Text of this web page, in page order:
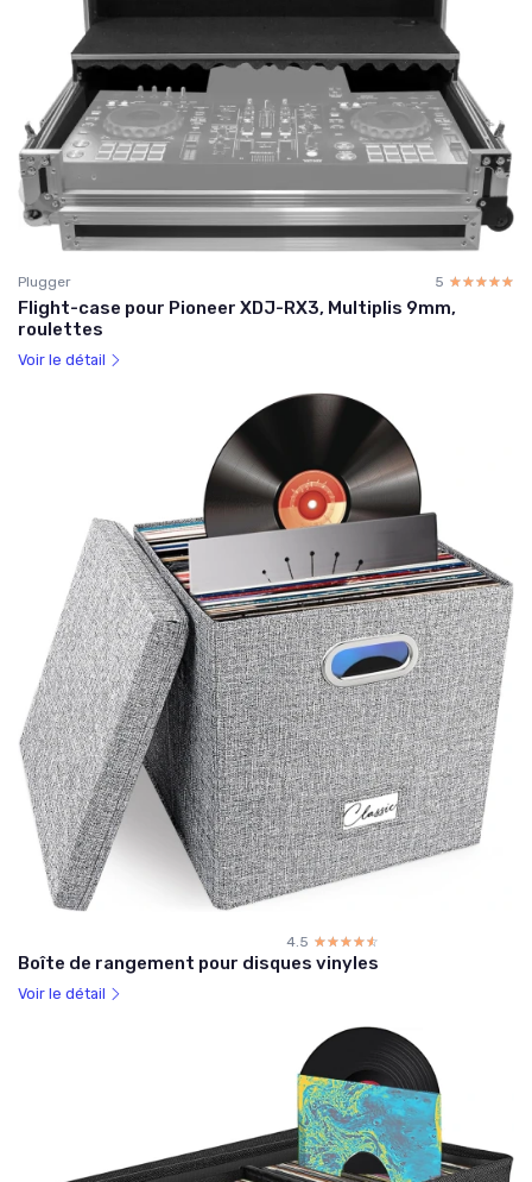
Plugger 5 ☆☆☆☆☆
★★★★★
Flight-case pour Pioneer XDJ-RX3, Multiplis 9mm,
roulettes
Voir le détail
4.5 ☆☆☆☆☆
★★★★★
Boîte de rangement pour disques vinyles
Voir le détail